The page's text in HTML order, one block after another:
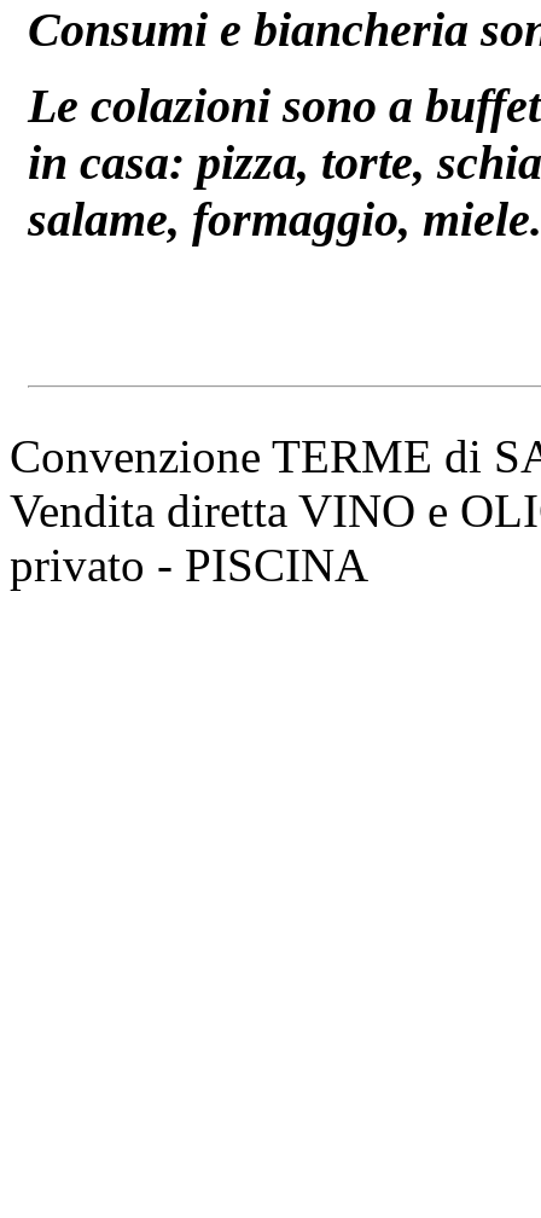
Consumi e biancheria
Le colazioni sono a
in casa: pizza, torte,
salame, formaggio,
Convenzione TERME di
Vendita diretta VINO e
privato - PISCINA